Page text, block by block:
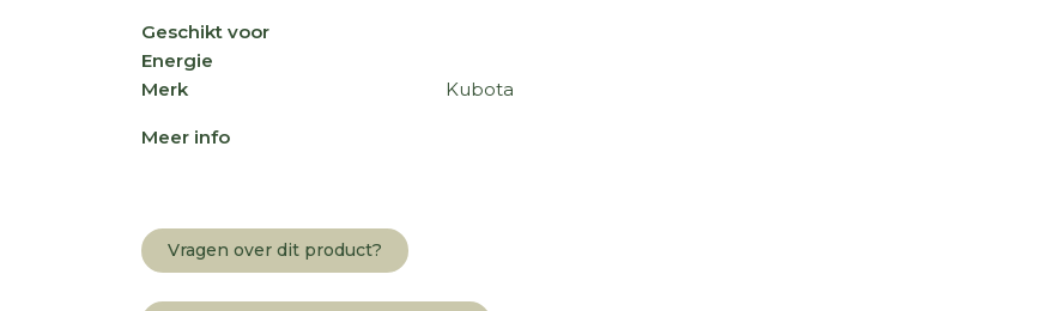
Geschikt voor
Energie
Merk
Kubota
Meer info
Vragen over dit product?